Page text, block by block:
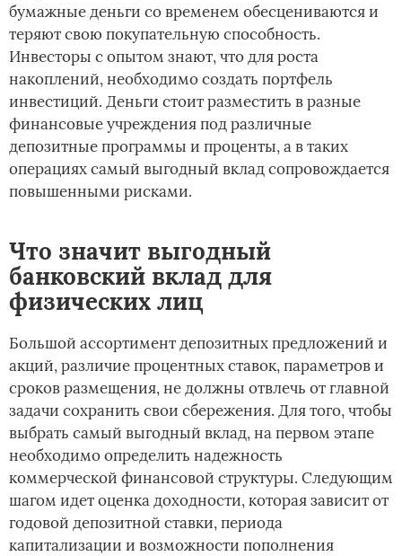
бумажные деньги со временем обесцениваются и
теряют свою покупательную способность.
Инвесторы с опытом знают, что для роста
накоплений, необходимо создать портфель
инвестиций. Деньги стоит разместить в разные
финансовые учреждения под различные
депозитные программы и проценты, а в таких
операциях самый выгодный вклад сопровождается
повышенными рисками.
Что значит выгодный
банковский вклад для
физических лиц
Большой ассортимент депозитных предложений и
акций, различие процентных ставок, параметров и
сроков размещения, не должны отвлечь от главной
задачи сохранить свои сбережения. Для того, чтобы
выбрать самый выгодный вклад, на первом этапе
необходимо определить надежность
коммерческой финансовой структуры. Следующим
шагом идет оценка доходности, которая зависит от
годовой депозитной ставки, периода
капитализации и возможности пополнения